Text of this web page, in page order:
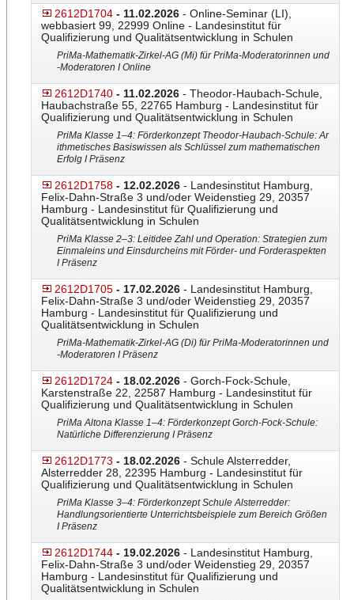
2612D1704 - 11.02.2026 - Online-Seminar (LI),
webbasiert 99, 22999 Online - Landesinstitut für
Qualifizierung und Qualitätsentwicklung in Schulen
PriMa-Mathematik-Zirkel-AG ​​​ (Mi) für PriMa-Moderatorinnen und
-Moderatoren I Online
2612D1740 - 11.02.2026 - Theodor-Haubach-Schule,
Haubachstraße 55, 22765 Hamburg - Landesinstitut für
Qualifizierung und Qualitätsentwicklung in Schulen
PriMa Klasse 1–4: Förderkonzept Theodor-Haubach-Schule: Ar
ithmetisches Basiswissen als Schlüssel zum mathematischen
Erfolg I Präsenz
2612D1758 - 12.02.2026 - Landesinstitut Hamburg,
Felix-Dahn-Straße 3 und/oder Weidenstieg 29, 20357
Hamburg - Landesinstitut für Qualifizierung und
Qualitätsentwicklung in Schulen
PriMa Klasse 2–3: Leitidee Zahl und Operation: Strategien zum
Einmaleins und Einsdurcheins mit Förder- und Forderaspekten
I Präsenz
2612D1705 - 17.02.2026 - Landesinstitut Hamburg,
Felix-Dahn-Straße 3 und/oder Weidenstieg 29, 20357
Hamburg - Landesinstitut für Qualifizierung und
Qualitätsentwicklung in Schulen
PriMa-Mathematik-Zirkel-AG ​​​ (Di) für PriMa-Moderatorinnen und
-Moderatoren I Präsenz
2612D1724 - 18.02.2026 - Gorch-Fock-Schule,
Karstenstraße 22, 22587 Hamburg - Landesinstitut für
Qualifizierung und Qualitätsentwicklung in Schulen
PriMa Altona Klasse 1–4: Förderkonzept Gorch-Fock-Schule:
Natürli​​che Differenzierung I Präsenz
2612D1773 - 18.02.2026 - Schule Alsterredder,
Alsterredder 28, 22395 Hamburg - Landesinstitut für
Qualifizierung und Qualitätsentwicklung in Schulen
PriMa Klasse 3–4: Förderkonzept Schule Alsterredder:
Handlungsori​entierte Unterrichtsbeispiele zum Bereich Größen
I Präsenz
2612D1744 - 19.02.2026 - Landesinstitut Hamburg,
Felix-Dahn-Straße 3 und/oder Weidenstieg 29, 20357
Hamburg - Landesinstitut für Qualifizierung und
Qualitätsentwicklung in Schulen